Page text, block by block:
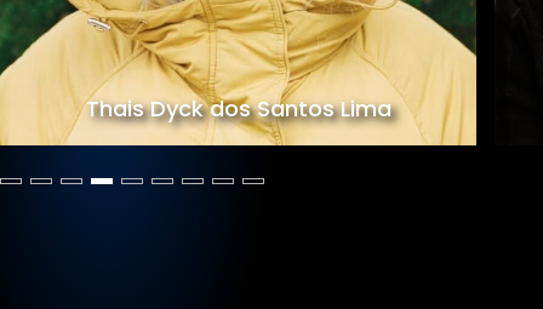
Thais Dyck dos Santos Lima